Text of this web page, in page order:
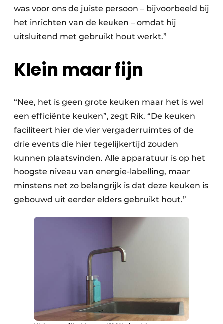
was voor ons de juiste persoon – bijvoorbeeld bij
het inrichten van de keuken – omdat hij
uitsluitend met gebruikt hout werkt.”
Klein maar fijn
“Nee, het is geen grote keuken maar het is wel
een efficiënte keuken”, zegt Rik. “De keuken
faciliteert hier de vier vergaderruimtes of de
drie events die hier tegelijkertijd zouden
kunnen plaatsvinden. Alle apparatuur is op het
hoogste niveau van energie-labelling, maar
minstens net zo belangrijk is dat deze keuken is
gebouwd uit eerder elders gebruikt hout.”